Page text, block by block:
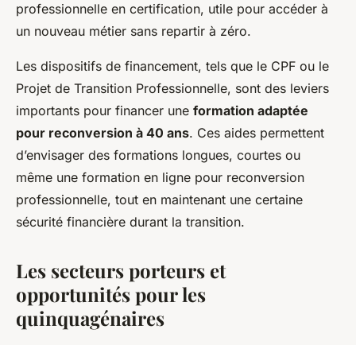
professionnelle en certification, utile pour accéder à
un nouveau métier sans repartir à zéro.
Les dispositifs de financement, tels que le CPF ou le
Projet de Transition Professionnelle, sont des leviers
importants pour financer une formation adaptée
pour reconversion à 40 ans. Ces aides permettent
d’envisager des formations longues, courtes ou
même une formation en ligne pour reconversion
professionnelle, tout en maintenant une certaine
sécurité financière durant la transition.
Les secteurs porteurs et
opportunités pour les
quinquagénaires